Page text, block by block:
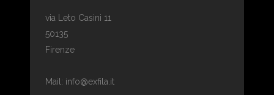
via Leto Casini 11
50135
Firenze
Mail: info@exfila.it